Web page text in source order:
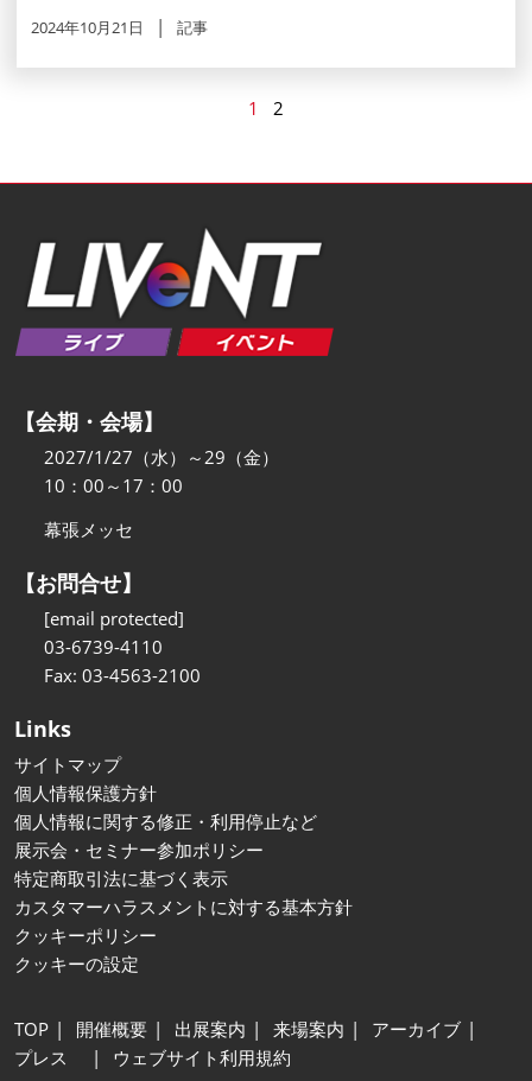
2024年10月21日 記事
1 2
【会期・会場】
2027/1/27（水）～29（金）
10：00～17：00
幕張メッセ
【お問合せ】
[email protected]
03-6739-4110
Fax: 03-4563-2100
Links
サイトマップ
個人情報保護方針
個人情報に関する修正・利用停止など
展示会・セミナー参加ポリシー
特定商取引法に基づく表示
カスタマーハラスメントに対する基本方針
クッキーポリシー
クッキーの設定
TOP 開催概要 出展案内 来場案内
アーカイブ
プレス
ウェブサイト利用規約